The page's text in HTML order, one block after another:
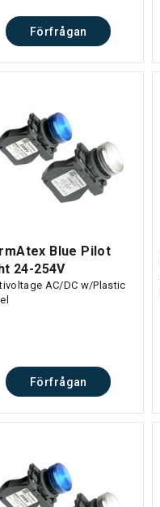
Förfrågan
Blue Pilot
24-254V
AC/DC w/Plastic
Förfrågan